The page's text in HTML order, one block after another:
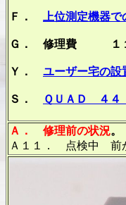
Ｆ． 上位測定機器
Ｇ． 修理費 １１
Ｙ． ユーザー宅の設
Ｓ． ＱＵＡＤ ４４
Ａ． 修理前の状況。
Ａ１１． 点検中 前